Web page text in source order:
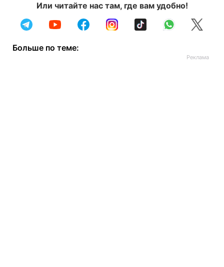
Или читайте нас там, где вам удобно!
Больше по теме: